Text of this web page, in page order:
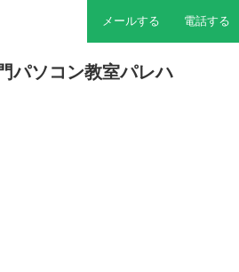
メールする 電話する
パソコン教室パレハ